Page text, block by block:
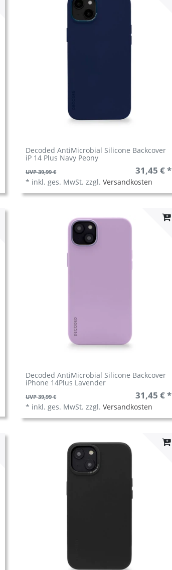
Decoded AntiMicrobial Silicone Backcover
iP 14 Plus Navy Peony
UVP 39,99 € 31,45 € *
* inkl. ges. MwSt. zzgl.Versandkosten
Decoded AntiMicrobial Silicone Backcover
iPhone 14Plus Lavender
UVP 39,99 € 31,45 € *
* inkl. ges. MwSt. zzgl.Versandkosten